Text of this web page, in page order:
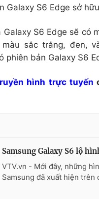
Galaxy S6 Edge sở
Galaxy S6 Edge sẽ có
sắc trắng, đen,
phiên bản Galaxy S6
hình trực tuyến
Samsung Galaxy S6 lộ
VTV.vn - Mới đây, những
Samsung đã xuất hiện trên